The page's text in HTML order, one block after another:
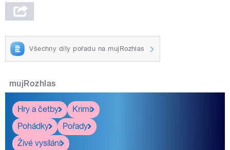
Všechny díly pořadu na mujRozhlas
mujRozhlas
Hry a četby
Krimi
Pohádky
Pořady
Živé vysílání